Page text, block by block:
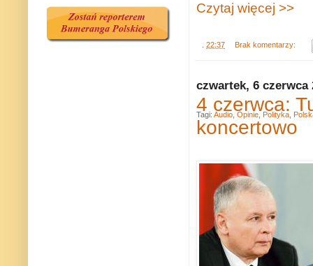
Czytaj więcej >>
22:37 Brak komentarzy:
czwartek, 6 czerwca
4 czerwca:
koncertowo
Tagi: Audio Opinie Polityka